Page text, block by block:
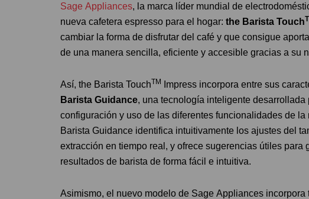
Sage Appliances, la marca líder mundial de
nueva cafetera espresso para el hogar: the Barista Touch
cambiar la forma de disfrutar del café y que consigue
de una manera sencilla, eficiente y accesible gracias a su
Así, the Barista TouchTM Impress incorpora entre sus
Barista Guidance, una tecnología inteligente
configuración y uso de las diferentes funcionalidades de la
Barista Guidance identifica intuitivamente los ajustes del
extracción en tiempo real, y ofrece sugerencias útiles para
resultados de barista de forma fácil e intuitiva.
Asimismo, el nuevo modelo de Sage Appliances incorpora